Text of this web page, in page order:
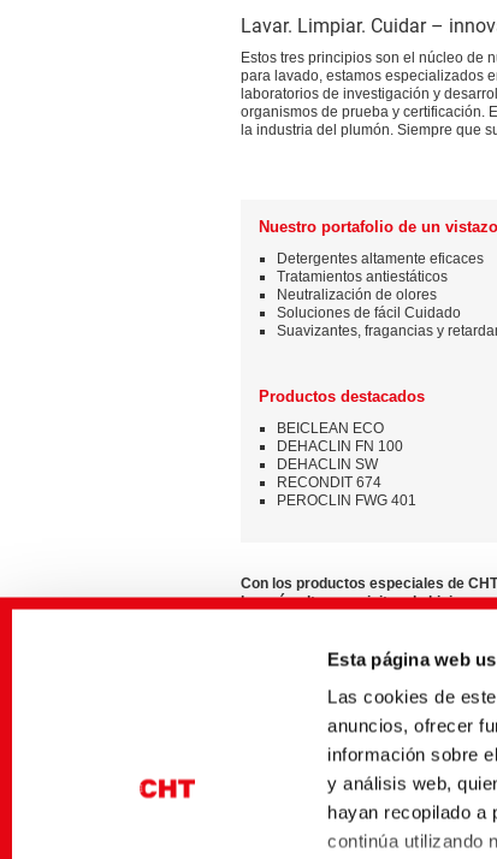
Esta página web
Las cookies de
anuncios, ofrecer
información sobre
y análisis web,
hayan recopilado a
continúa utilizando
Lavar. Limpiar. Cuidar –
Estos tres principios son el núcleo de
para lavado, estamos especializados
laboratorios de investigación y
organismos de prueba y certificación.
la industria del plumón. Siempre que
Nuestro portafolio de un vistazo
Detergentes altamente eficaces
Tratamientos antiestáticos
Neutralización de olores
Soluciones de fácil Cuidado
Suavizantes, fragancias y
Productos destacados
BEICLEAN ECO
DEHACLIN FN 100
DEHACLIN SW
RECONDIT 674
PEROCLIN FWG 401
Con los productos especiales de
los más altos requisitos de higiene,
Estamos encantados de ayudarle.
Médias associés
Título alemán
Washing Solutions
Übersicht
Hilfsmittel